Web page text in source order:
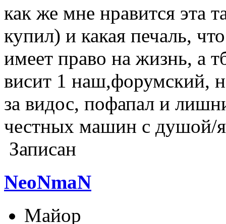
как же мне нравится эта
купил) и какая печаль,
имеет право на жизнь, а
висит 1 наш,форумский,
за видос, пофапал и
честных машин с душой/
Записан
NeoNmaN
Майор